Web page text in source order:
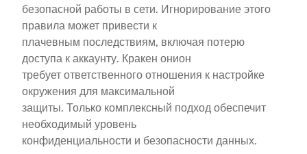
безопасной работы в сети. Игнорирование этого
правила может привести к
плачевным последствиям, включая потерю
доступа к аккаунту. Кракен онион
требует ответственного отношения к настройке
окружения для максимальной
защиты. Только комплексный подход обеспечит
необходимый уровень
конфиденциальности и безопасности данных.